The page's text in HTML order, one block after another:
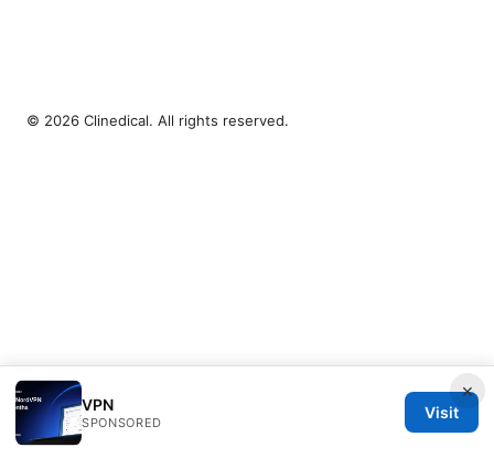
×
VPN
SPONSORED
Visit
© 2026 Clinedical. All rights reserved.